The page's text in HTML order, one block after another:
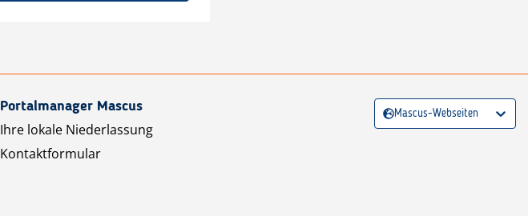
Portalmanager Mascus
Ihre lokale Niederlassung
Kontaktformular
Mascus-Webseiten